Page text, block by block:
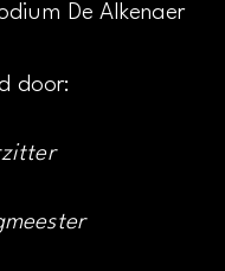
De Alkenaer
door: